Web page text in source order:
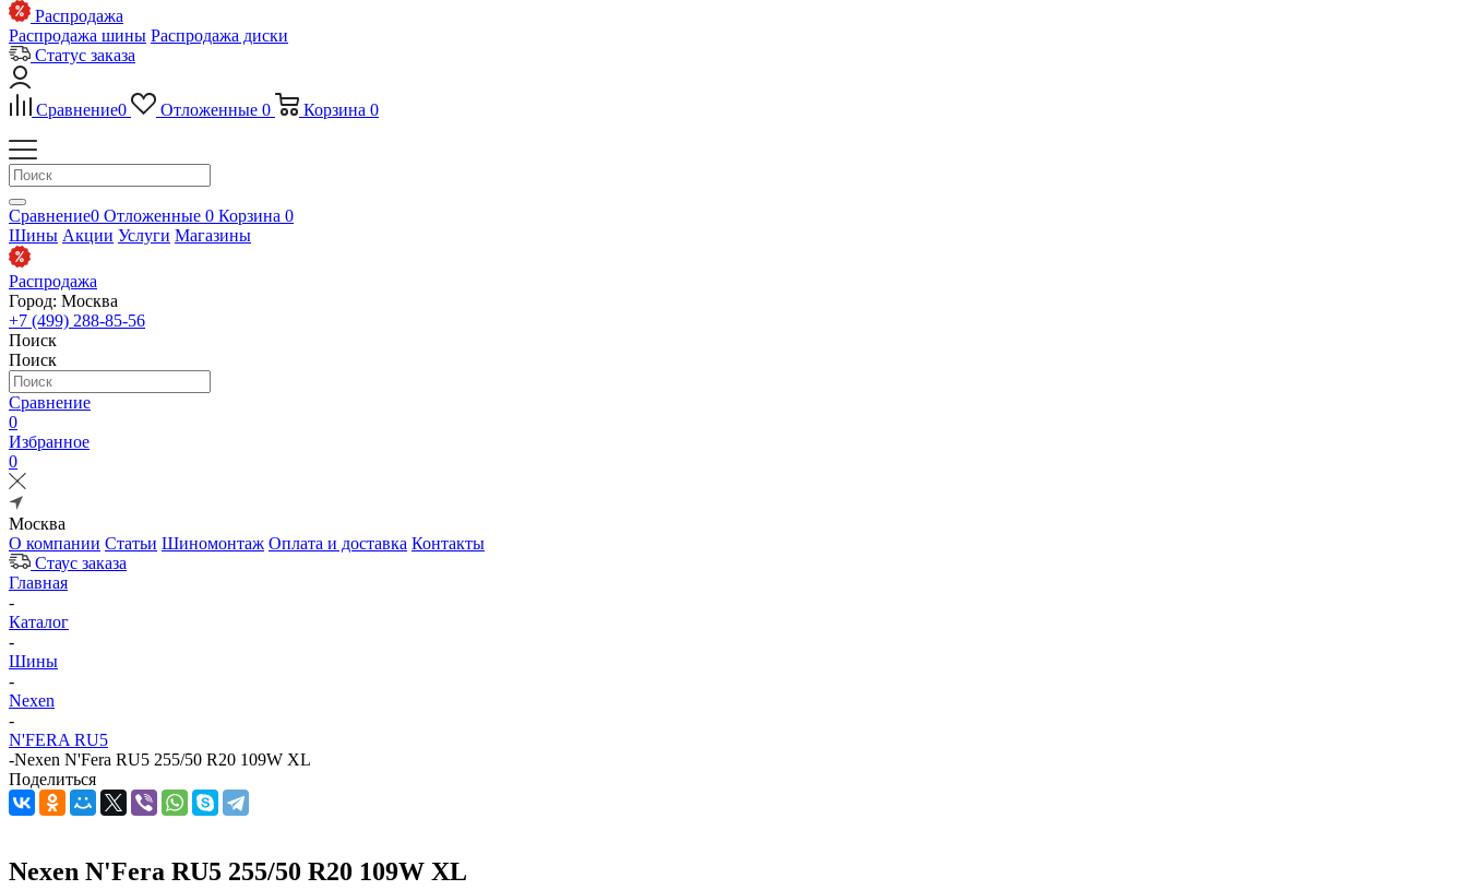
Распродажа
Распродажа шины Распродажа диски
Статус заказа
Сравнение0 Отложенные 0 Корзина 0
Сравнение0 Отложенные 0 Корзина 0
Шины Акции Услуги Магазины
Распродажа
Город: Москва
+7 (499) 288-85-56
Поиск
Поиск
Сравнение
0
Избранное
0
Москва
О компании Статьи Шиномонтаж Оплата и доставка Контакты
Стаус заказа
Главная
-
Каталог
-
Шины
-
Nexen
-
N'FERA RU5
-Nexen N'Fera RU5 255/50 R20 109W XL
Поделиться
Nexen N'Fera RU5 255/50 R20 109W XL